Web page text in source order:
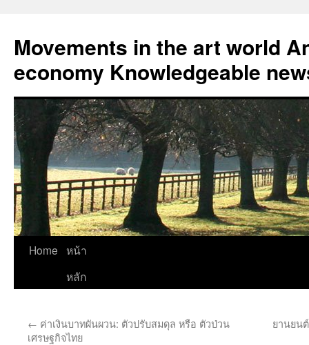
content
Movements in the art world
economy Knowledgeable
Home หน้า
หลัก
← ค่าเงินบาทผันผวน: ตัวปรับสมดุล หรือ ตัวป่วน
เศรษฐกิจไทย
ยานยน